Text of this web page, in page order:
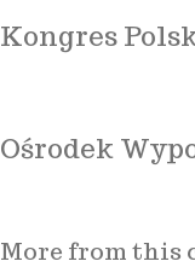
Kongres
Ośrodek
More from this